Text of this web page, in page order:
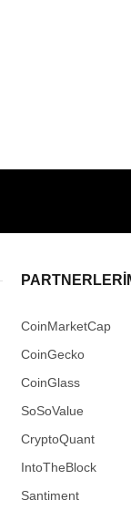
CoinMarketCap
CoinGecko
CoinGlass
SoSoValue
CryptoQuant
IntoTheBlock
Santiment